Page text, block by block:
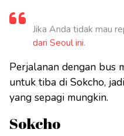
Jika Anda tidak mau
dari Seoul ini.
Perjalanan dengan bus
untuk tiba di Sokcho,
yang sepagi mungkin.
Sokcho